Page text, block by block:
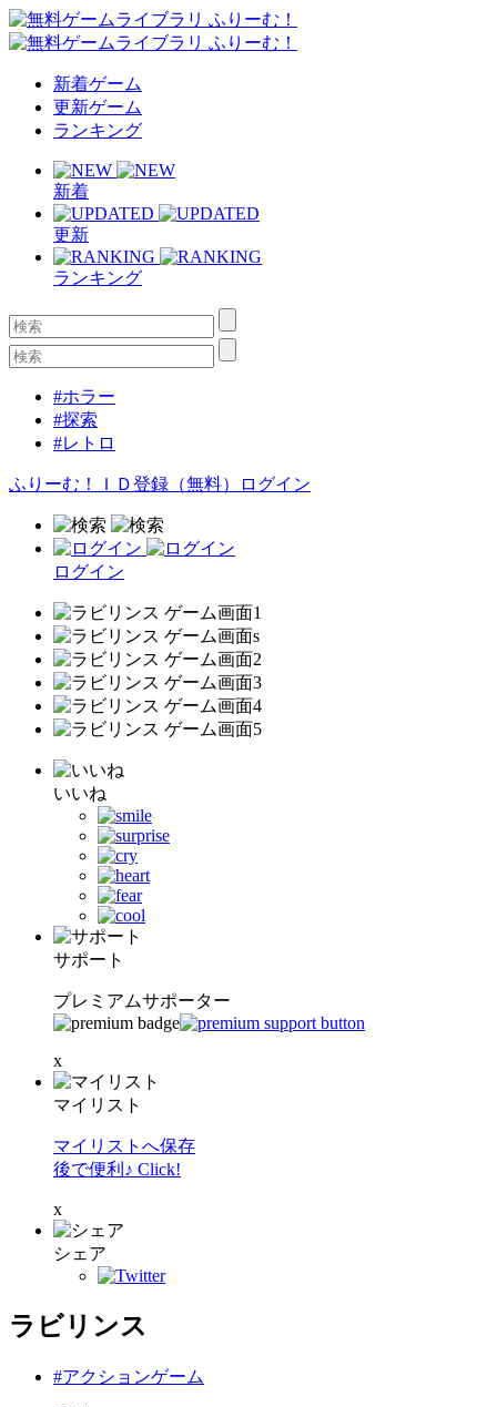
新着ゲーム
更新ゲーム
ランキング
新着
更新
ランキング
#ホラー
#探索
#レトロ
ふりーむ！ＩＤ登録（無料） ログイン
ログイン
いいね
サポート
プレミアムサポーター
x
マイリスト
マイリストへ保存
後で便利♪ Click!
x
シェア
ラビリンス
#アクションゲーム